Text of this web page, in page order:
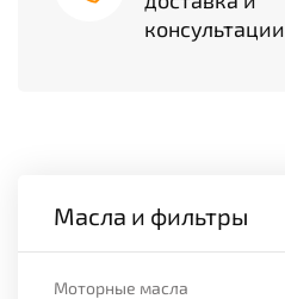
консультации
Масла и фильтры
Моторные масла